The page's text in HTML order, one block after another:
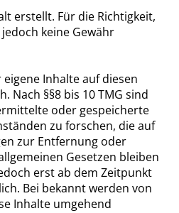
erstellt. Für die Richtigkeit,
keine Gewähr
Inhalte auf diesen
Nach §§8 bis 10 TMG sind
oder gespeicherte
zu forschen, die auf
zur Entfernung oder
Gesetzen bleiben
erst ab dem Zeitpunkt
Bei bekannt werden von
Inhalte umgehend